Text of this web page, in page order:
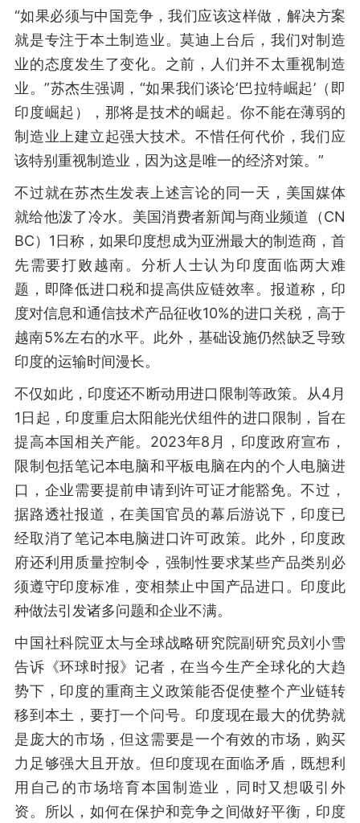
“如果必须与中国竞争，我们应该这样做，解决方案
就是专注于本土制造业。莫迪上台后，我们对制造
业的态度发生了变化。之前，人们并不太重视制造
业。”苏杰生强调，“如果我们谈论‘巴拉特崛起’（即
印度崛起），那将是技术的崛起。你不能在薄弱的
制造业上建立起强大技术。不惜任何代价，我们应
该特别重视制造业，因为这是唯一的经济对策。”
不过就在苏杰生发表上述言论的同一天，美国媒体
就给他泼了冷水。美国消费者新闻与商业频道（CN
BC）1日称，如果印度想成为亚洲最大的制造商，首
先需要打败越南。分析人士认为印度面临两大难
题，即降低进口税和提高供应链效率。报道称，印
度对信息和通信技术产品征收10%的进口关税，高于
越南5%左右的水平。此外，基础设施仍然缺乏导致
印度的运输时间漫长。
不仅如此，印度还不断动用进口限制等政策。从4月
1日起，印度重启太阳能光伏组件的进口限制，旨在
提高本国相关产能。2023年8月，印度政府宣布，
限制包括笔记本电脑和平板电脑在内的个人电脑进
口，企业需要提前申请到许可证才能豁免。不过，
据路透社报道，在美国官员的幕后游说下，印度已
经取消了笔记本电脑进口许可政策。此外，印度政
府还利用质量控制令，强制性要求某些产品类别必
须遵守印度标准，变相禁止中国产品进口。印度此
种做法引发诸多问题和企业不满。
中国社科院亚太与全球战略研究院副研究员刘小雪
告诉《环球时报》记者，在当今生产全球化的大趋
势下，印度的重商主义政策能否促使整个产业链转
移到本土，要打一个问号。印度现在最大的优势就
是庞大的市场，但这需要是一个有效的市场，购买
力足够强大且开放。但印度现在面临矛盾，既想利
用自己的市场培育本国制造业，同时又想吸引外
资。所以，如何在保护和竞争之间做好平衡，印度